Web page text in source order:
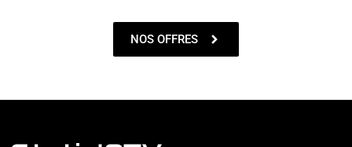
NOS OFFRES